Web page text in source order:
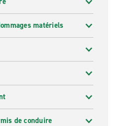
matériels
de conduire